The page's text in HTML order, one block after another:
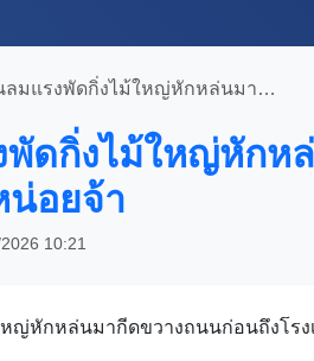
งไม้ใหญ่หักหล่นมากีดขวางถนนก่อนถึงโรงเรียนบ้านหนองคู อบต. มาดูให้หน่อยจ้า
ดกิ่งไม้ใหญ่หักห
อยจ้า
10:21
ญ่หักหล่นมากีดขวางถนนก่อนถึงโร